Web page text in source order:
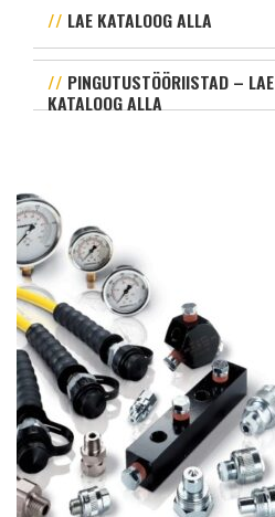
LAE KATALOOG ALLA
PINGUTUSTÖÖRIISTAD – LAE
KATALOOG ALLA